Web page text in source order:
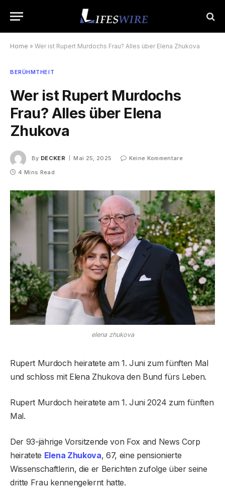
Home » Wer ist Rupert Murdochs Frau? Alles über Elena Zhukova
BERÜHMTHEIT
Wer ist Rupert Murdochs
Frau? Alles über Elena
Zhukova
By DECKER Mai 25, 2025
Keine Kommentare
4 Mins Read
elena zhukova
Rupert Murdoch heiratete am 1. Juni zum fünften Mal
und schloss mit Elena Zhukova den Bund fürs Leben.
Rupert Murdoch heiratete am 1. Juni 2024 zum fünften
Mal.
Der 93-jährige Vorsitzende von Fox and News Corp
heiratete Elena Zhukova, 67, eine pensionierte
Wissenschaftlerin, die er Berichten zufolge über seine
dritte Frau kennengelernt hatte.